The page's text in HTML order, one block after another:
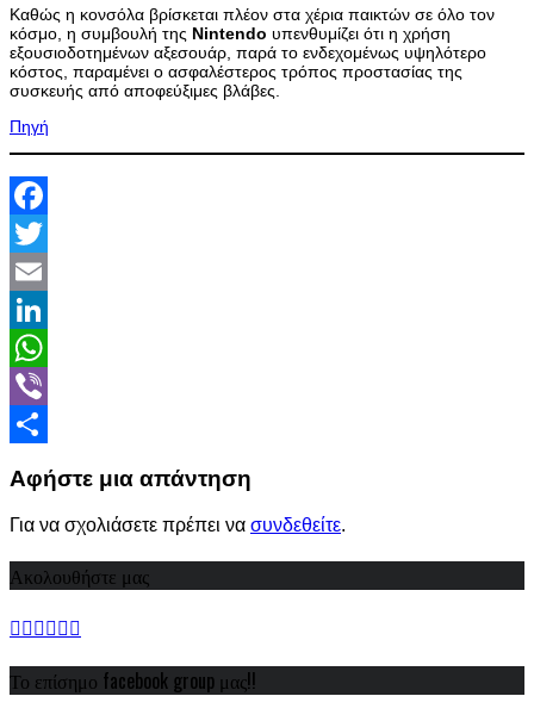
Καθώς η κονσόλα βρίσκεται πλέον στα χέρια παικτών σε όλο τον
κόσμο, η συμβουλή της Nintendo υπενθυμίζει ότι η χρήση
εξουσιοδοτημένων αξεσουάρ, παρά το ενδεχομένως υψηλότερο
κόστος, παραμένει ο ασφαλέστερος τρόπος προστασίας της
συσκευής από αποφεύξιμες βλάβες.
Πηγή
Facebook
Twitter
Email
LinkedIn
WhatsApp
Viber
Αφήστε μια απάντηση
Για να σχολιάσετε πρέπει να συνδεθείτε.
Ακολουθήστε μας
Το επίσημο facebook group μας!!